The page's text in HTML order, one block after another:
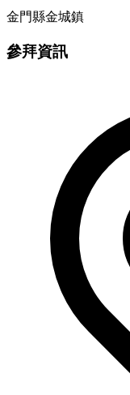
金門縣金城鎮
參拜資訊